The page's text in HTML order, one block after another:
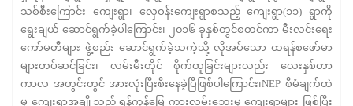
သစ်စီးကြောင်း ကျေးရွာ၊ လှေဝန်းကျေးရွာစသည့် ကျေးရွာ(၁၁) ရွာကို
ရွေးချယ် ဆောင်ရွက်ခဲ့ပါကြောင်း၊ ၂၀၁၆ ခုနှစ်တွင်စတင်ကာ မီးလင်းရေး
ကော်မတီများ ဖွဲ့စည်း ဆောင်ရွက်ခဲ့သကဲ့သို့ လိုအပ်သော ထရန်စဖော်မာ
များတပ်ဆင်ခြင်း၊ လမ်းမီးတိုင် စိုက်ထူခြင်းများလည်း လေးနှစ်တာ
ကာလ အတွင်းတွင် အားလုံးပြီးစီးနေခဲ့ပြီဖြစ်ပါကြောင်း၊NEP စီမံချက်ထဲ
မှ ကျေးရွာအချို့သည် ရန်ကုန်မြေ ကားလမ်းဘေးမှ ကျေးရွာများ ဖြစ်ပြီး